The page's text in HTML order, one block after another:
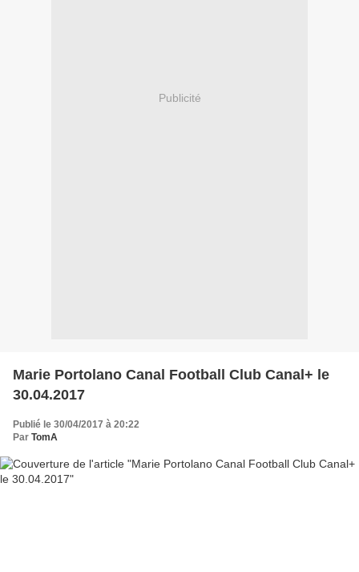
Publicité
Marie Portolano Canal Football Club Canal+ le
30.04.2017
Publié le 30/04/2017 à 20:22
Par TomA